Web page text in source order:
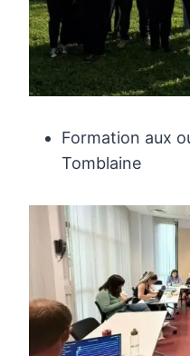
Formation aux
Tomblaine